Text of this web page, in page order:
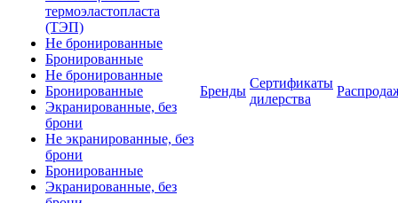
термоэластопласта
(ТЭП)
Не бронированные
Бронированные
Не бронированные
Бронированные
Экранированные, без
брони
Не экранированные, без
брони
Бронированные
Экранированные, без
Бренды
Сертификаты
дилерства